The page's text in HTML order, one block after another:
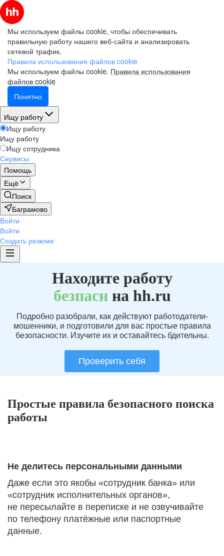
Мы используем файлы cookie, чтобы обеспечивать
правильную работу нашего веб-сайта и анализировать
сетевой трафик.
Правила использования файлов cookie
Мы используем файлы cookie. Правила использования
файлов cookie
Понятно
Ищу работу
Ищу работу
Ищу работу
Ищу сотрудника
Сервисы
Помощь
Ещё
Поиск
Баграмово
Войти
Войти
Создать резюме
Находите работу
безпаснна hh.ru
Подробно разобрали, как действуют работодатели-
мошенники, и подготовили для вас простые правила
безопасности. Изучите их и оставайтесь бдительны.
Проверить себя
Простые правила безопасного поиска
работы
Не делитесь персональными данными
Даже если это якобы «сотрудник банка» или
«сотрудник исполнительных органов»,
не пересылайте в переписке и не озвучивайте
по телефону платёжные или паспортные
данные.